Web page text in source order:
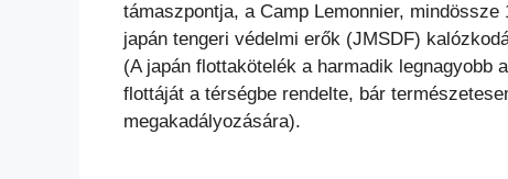
támaszpontja, a Camp Lemonnier,
japán tengeri védelmi erők (JMSDF)
(A japán flottakötelék a harmadik
flottáját a térségbe rendelte, bár
megakadályozására).